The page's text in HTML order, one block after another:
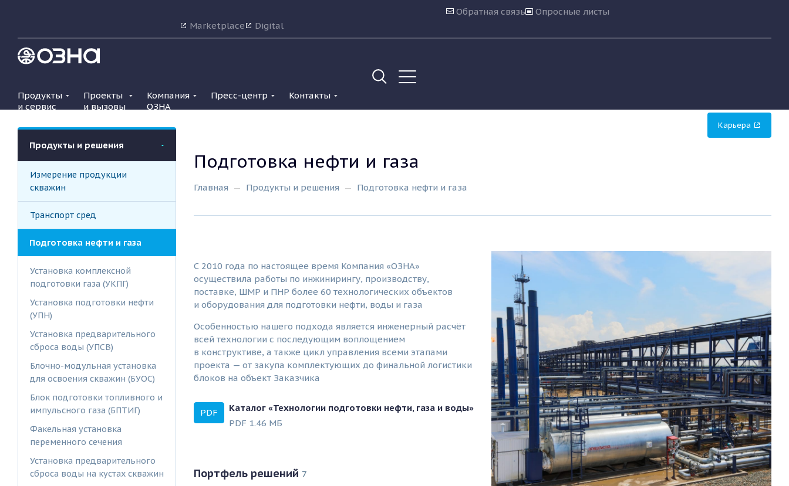
Обратная связь
Опросные листы
Marketplace
Digital
Продукты
и сервис
Проекты
и вызовы
Компания
ОЗНА
Пресс-центр Контакты
Карьера
Продукты и решения
Измерение продукции
скважин
Транспорт сред
Подготовка нефти и газа
Установка комплексной
подготовки газа (УКПГ)
Установка подготовки нефти
(УПН)
Установка предварительного
сброса воды (УПСВ)
Блочно-модульная установка
для освоения скважин (БУОС)
Блок подготовки топливного и
импульсного газа (БПТИГ)
Факельная установка
переменного сечения
Установка предварительного
сброса воды на кустах скважин
Подготовка нефти и газа
Главная Продукты и решения Подготовка нефти и газа
С 2010 года по настоящее время Компания «ОЗНА»
осуществила работы по инжинирингу, производству,
поставке, ШМР и ПНР более 60 технологических объектов
и оборудования для подготовки нефти, воды и газа
Особенностью нашего подхода является инженерный расчёт
всей технологии с последующим воплощением
в конструктиве, а также цикл управления всеми этапами
проекта — от закупа комплектующих до финальной логистики
блоков на объект Заказчика
PDF
Каталог «Технологии подготовки нефти, газа и воды»
PDF 1.46 МБ
Портфель решений 7